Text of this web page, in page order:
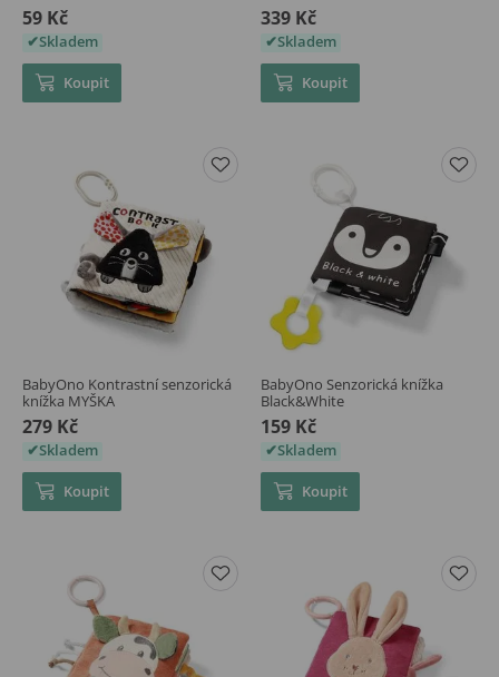
59 Kč
Skladem
Koupit
339 Kč
Skladem
Koupit
BabyOno Kontrastní senzorická
knížka MYŠKA
279 Kč
Skladem
Koupit
BabyOno Senzorická knížka
Black&White
159 Kč
Skladem
Koupit